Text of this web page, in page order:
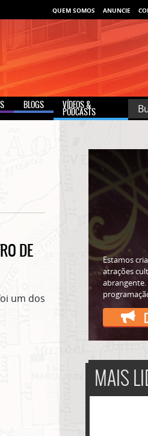
QUEM SOMOS ANUNCIE
BLOGS VÍDEOS &
PODCASTS
DE
um dos
Estamos
atrações
MAIS